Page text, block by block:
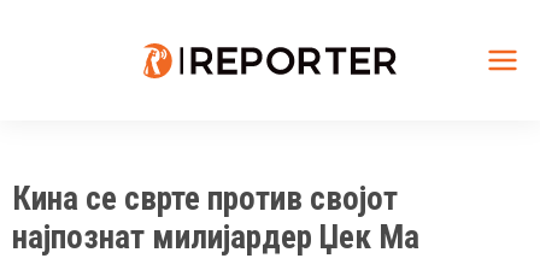
Кина се сврте против својот
најпознат милијардер Џек Ма